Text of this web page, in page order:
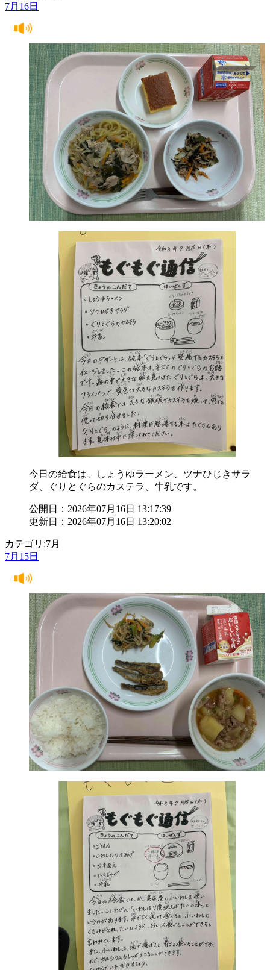
7月16日
今日の給食は、しょうゆラーメン、ツナひじきサラ
ダ、ぐりとぐらのカステラ、牛乳です。
公開日：2026年07月16日 13:17:39
更新日：2026年07月16日 13:20:02
カテゴリ:7月
7月15日